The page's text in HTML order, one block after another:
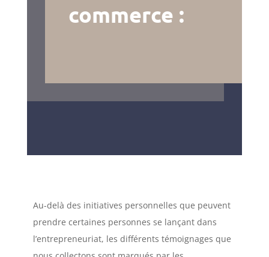
commerce :
Au-delà des initiatives personnelles que peuvent
prendre certaines personnes se lançant dans
l’entrepreneuriat, les différents témoignages que